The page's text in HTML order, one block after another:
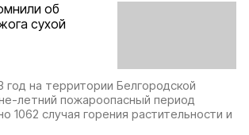
об
сухой
на территории Белгородской
летний пожароопасный период
1062 случая горения растительности и